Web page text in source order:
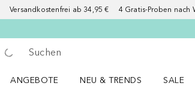
Versandkostenfrei ab 34,95 € 4 Gratis-Proben nach
Gehe zurück
Suche ausführen
ANGEBOTE
NEU & TRENDS
SALE